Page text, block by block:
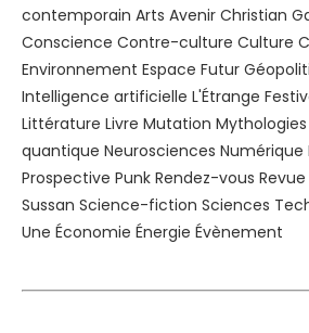
contemporain Arts Avenir Christian
Conscience Contre-culture Culture
Environnement Espace Futur
Intelligence artificielle L'Étrange
Littérature Livre Mutation Mythologies
quantique Neurosciences Numérique
Prospective Punk Rendez-vous
Sussan Science-fiction Sciences
Une Économie Énergie Évènement